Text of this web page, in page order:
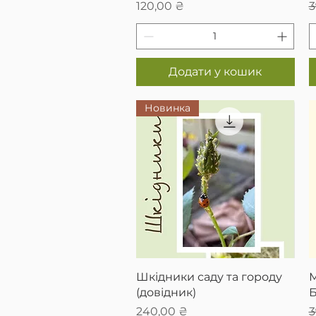
Ціна
120,00 ₴
Додати у кошик
Швидкий перегляд
Новинка
Шкідники саду та городу
(довідник)
Ціна
240,00 ₴